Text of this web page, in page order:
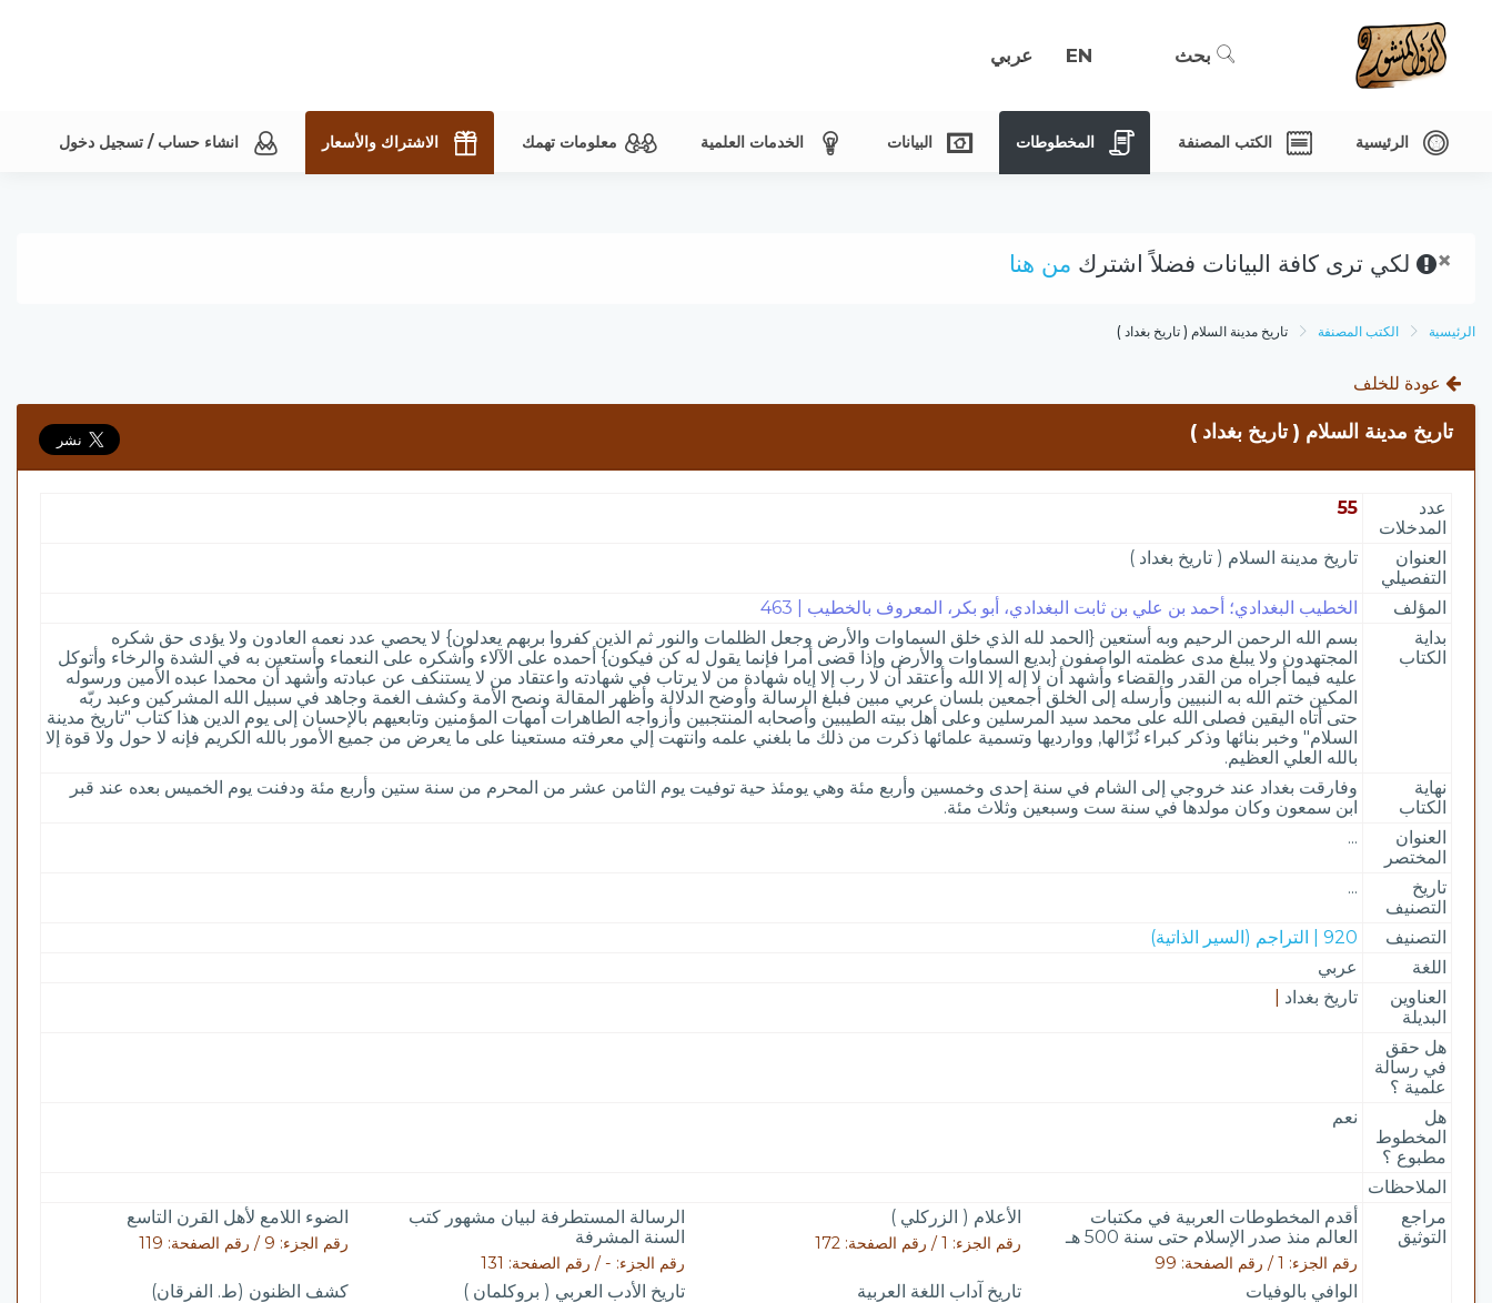
بحث EN عربي
الرئيسية الكتب المصنفة المخطوطات البيانات الخدمات العلمية معلومات تهمك الاشتراك والأسعار انشاء حساب / تسجيل دخول
× لكي ترى كافة البيانات فضلاً اشترك من هنا
الرئيسية الكتب المصنفة تاريخ مدينة السلام ( تاريخ بغداد )
عودة للخلف
تاريخ مدينة السلام ( تاريخ بغداد )
عدد
المدخلات
55
العنوان
التفصيلي
تاريخ مدينة السلام ( تاريخ بغداد )
المؤلف
الخطيب البغدادي؛ أحمد بن علي بن ثابت البغدادي، أبو بكر، المعروف بالخطيب | 463
بداية
الكتاب
بسم الله الرحمن الرحيم وبه أستعين {الحمد لله الذي خلق السماوات والأرض وجعل الظلمات والنور ثم الذين كفروا بربهم يعدلون} لا يحصي عدد نعمه العادون ولا يؤدى حق شكره
المجتهدون ولا يبلغ مدى عظمته الواصفون {بديع السماوات والأرض وإذا قضى أمرا فإنما يقول له كن فيكون} أحمده على الآلاء وأشكره على النعماء وأستعين به في الشدة والرخاء وأتوكل
عليه فيما أجراه من القدر والقضاء وأشهد أن لا إله إلا الله وأعتقد أن لا رب إلا إياه شهادة من لا يرتاب في شهادته واعتقاد من لا يستنكف عن عبادته وأشهد أن محمدا عبده الأمين ورسوله
المكين ختم الله به النبيين وأرسله إلى الخلق أجمعين بلسان عربي مبين فبلغ الرسالة وأوضح الدلالة وأظهر المقالة ونصح الأمة وكشف الغمة وجاهد في سبيل الله المشركين وعبد ربّه
حتى أتاه اليقين فصلى الله على محمد سيد المرسلين وعلى أهل بيته الطيبين وأصحابه المنتجبين وأزواجه الطاهرات أمهات المؤمنين وتابعيهم بالإحسان إلى يوم الدين هذا كتاب "تاريخ مدينة
السلام" وخبر بنائها وذكر كبراء نُزّالها, ووارديها وتسمية علمائها ذكرت من ذلك ما بلغني علمه وانتهت إلي معرفته مستعينا على ما يعرض من جميع الأمور بالله الكريم فإنه لا حول ولا قوة إلا
بالله العلي العظيم.
نهاية
الكتاب
وفارقت بغداد عند خروجي إلى الشام في سنة إحدى وخمسين وأربع مئة وهي يومئذ حية توفيت يوم الثامن عشر من المحرم من سنة ستين وأربع مئة ودفنت يوم الخميس بعده عند قبر
ابن سمعون وكان مولدها في سنة ست وسبعين وثلاث مئة.
العنوان
المختصر
...
تاريخ
التصنيف
...
التصنيف
920 | التراجم (السير الذاتية)
اللغة
عربي
العناوين
البديلة
تاريخ بغداد
هل حقق
في رسالة
علمية ؟
هل
المخطوط
مطبوع ؟
نعم
الملاحظات
مراجع
التوثيق
أقدم المخطوطات العربية في مكتبات
العالم منذ صدر الإسلام حتى سنة 500 هـ
رقم الجزء: 1 / رقم الصفحة: 99
الأعلام ( الزركلي )
رقم الجزء: 1 / رقم الصفحة: 172
الرسالة المستطرفة لبيان مشهور كتب
السنة المشرفة
رقم الجزء: - / رقم الصفحة: 131
الضوء اللامع لأهل القرن التاسع
رقم الجزء: 9 / رقم الصفحة: 119
الوافي بالوفيات تاريخ آداب اللغة العربية تاريخ الأدب العربي ( بروكلمان ) كشف الظنون (ط. الفرقان)